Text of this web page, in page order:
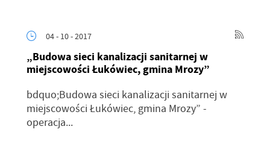
04 - 10 - 2017
„Budowa sieci kanalizacji sanitarnej w
miejscowości Łukówiec, gmina Mrozy”
bdquo;Budowa sieci kanalizacji sanitarnej w
miejscowości Łukówiec, gmina Mrozy” -
operacja...